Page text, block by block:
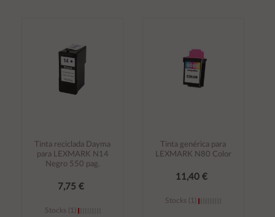
Tinta reciclada Dayma
para LEXMARK N14
Negro 550 pag.
7,75 €
Stocks (1)
Tinta genérica para
LEXMARK N80 Color
11,40 €
Stocks (1)